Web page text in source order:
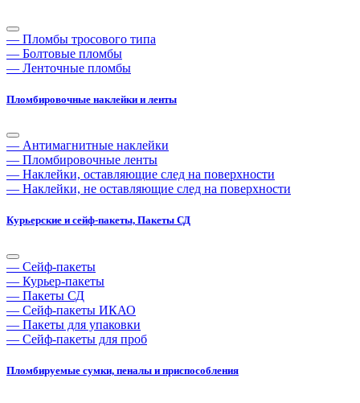
— Пломбы тросового типа
— Болтовые пломбы
— Ленточные пломбы
Пломбировочные наклейки и ленты
— Антимагнитные наклейки
— Пломбировочные ленты
— Наклейки, оставляющие след на поверхности
— Наклейки, не оставляющие след на поверхности
Курьерские и сейф-пакеты, Пакеты СД
— Сейф-пакеты
— Курьер-пакеты
— Пакеты СД
— Сейф-пакеты ИКАО
— Пакеты для упаковки
— Сейф-пакеты для проб
Пломбируемые сумки, пеналы и приспособления